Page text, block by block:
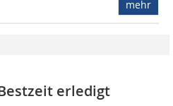
mehr
erledigt